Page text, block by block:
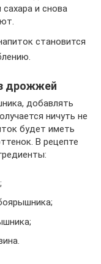
и снова
становится
дрожжей
добавлять
ничуть не
будет иметь
В рецепте